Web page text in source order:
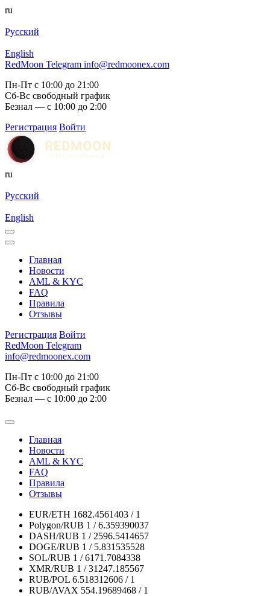
ru
Русский
English
RedMoon Telegram info@redmoonex.com
Пн-Пт с 10:00 до 21:00
Сб-Вс свободный график
Безнал — с 10:00 до 2:00
Регистрация Войти
ru
Русский
English
Главная
Новости
AML & KYC
FAQ
Правила
Отзывы
Регистрация Войти
RedMoon Telegram
info@redmoonex.com
Пн-Пт с 10:00 до 21:00
Сб-Вс свободный график
Безнал — с 10:00 до 2:00
Главная
Новости
AML & KYC
FAQ
Правила
Отзывы
EUR/ETH 1682.4561403 / 1
Polygon/RUB 1 / 6.359390037
DASH/RUB 1 / 2596.5414657
DOGE/RUB 1 / 5.831535528
SOL/RUB 1 / 6171.7084338
XMR/RUB 1 / 31247.185567
RUB/POL 6.518312606 / 1
RUB/AVAX 554.19689468 / 1